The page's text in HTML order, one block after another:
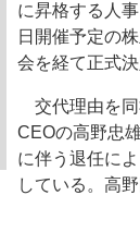
に昇格する人
日開催予定の
会を経て正式決
交代理由を
CEOの高野忠
に伴う退任に
している。高